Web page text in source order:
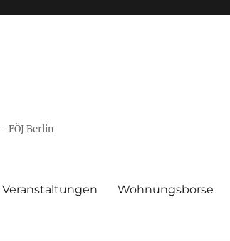
FÖJ Berlin
Veranstaltungen Wohnungsbörse